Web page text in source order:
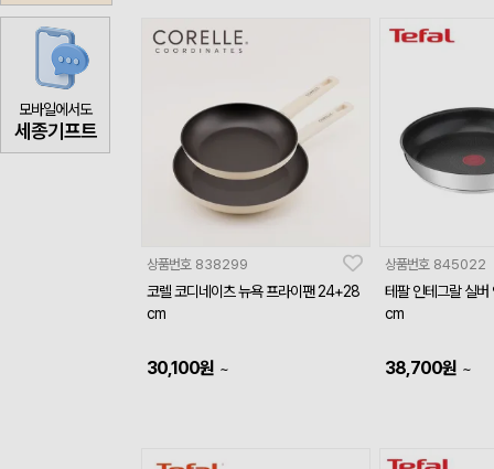
모바일에서도
세종기프트
상품번호 838299
코렐 코디네이츠 뉴욕 프라이팬 24+28
cm
30,100원 ~
상품번호 845022
테팔 인테그랄 실
cm
38,700원 ~